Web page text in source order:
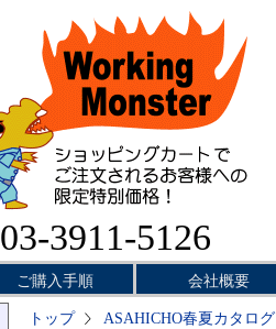
03-3911-5126
ご購入手順 会社概要
トップ ASAHICHO春夏カタログ